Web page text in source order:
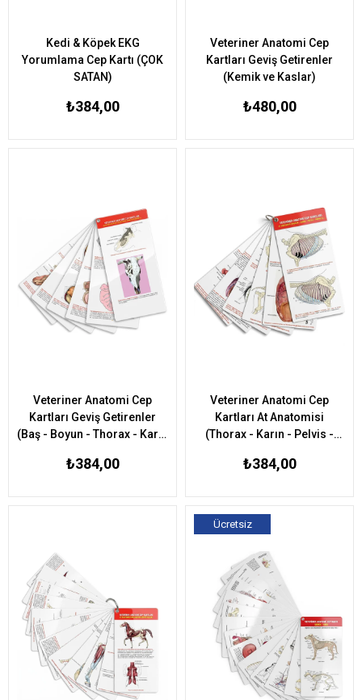
Kedi & Köpek EKG
Yorumlama Cep Kartı (ÇOK
SATAN)
₺384,00
Veteriner Anatomi Cep
Kartları Geviş Getirenler
(Kemik ve Kaslar)
₺480,00
Veteriner Anatomi Cep
Kartları Geviş Getirenler
(Baş - Boyun - Thorax - Karın
₺384,00
Veteriner Anatomi Cep
Kartları At Anatomisi
(Thorax - Karın - Pelvis -
₺384,00
Ücretsiz